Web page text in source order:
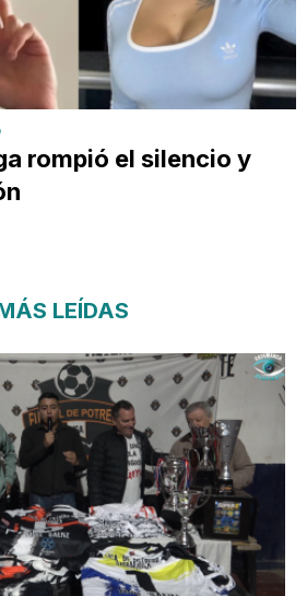
rompió el silencio y
LEÍDAS